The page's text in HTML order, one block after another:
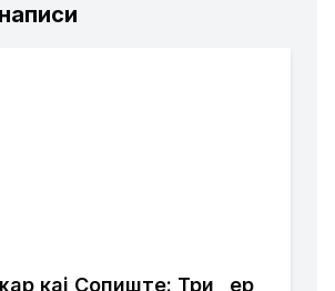
кај Сопиште: Три „ер